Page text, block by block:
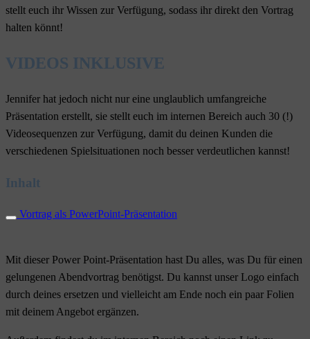
stellt euch ihr Wissen zur Verfügung, sodass ihr direkt den Vortrag
halten könnt!
VIDEOS INKLUSIVE
Jennifer hat jedoch nicht nur eine unglaublich umfangreiche
Präsentation erstellt, sie stellt euch im internen Bereich auch 30 (!)
Videosequenzen zur Verfügung, damit du deinen Kunden die
verschiedenen Spielsituationen noch besser verdeutlichen kannst!
Inhalt
Vortrag als PowerPoint-Präsentation
Mit dieser Power Point-Präsentation hast Du alles, was Du für einen
gelungenen Abendvortrag benötigst. Du kannst unser Logo einfach
durch deines ersetzen und vielleicht am Ende noch ein paar Folien
mit deinem Angebot ergänzen.